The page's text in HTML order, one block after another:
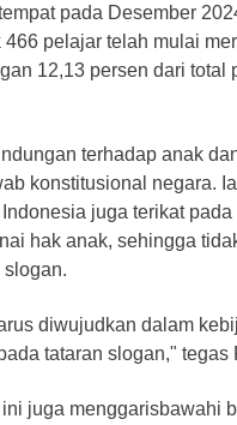
pada Desember
pelajar telah mulai
12,13 persen dari total
terhadap anak
konstitusional negara. Ia
juga terikat pada
hak anak, sehingga
slogan.
diwujudkan dalam
tataran slogan," tegas
juga menggarisbawahi